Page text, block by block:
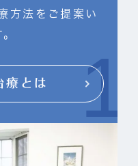
方法をご提案い
療とは